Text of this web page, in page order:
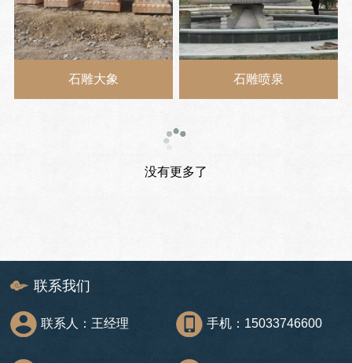
石雕大象 石雕喷泉
没有更多了
联系我们
联系人：王经理 手机：15033746600